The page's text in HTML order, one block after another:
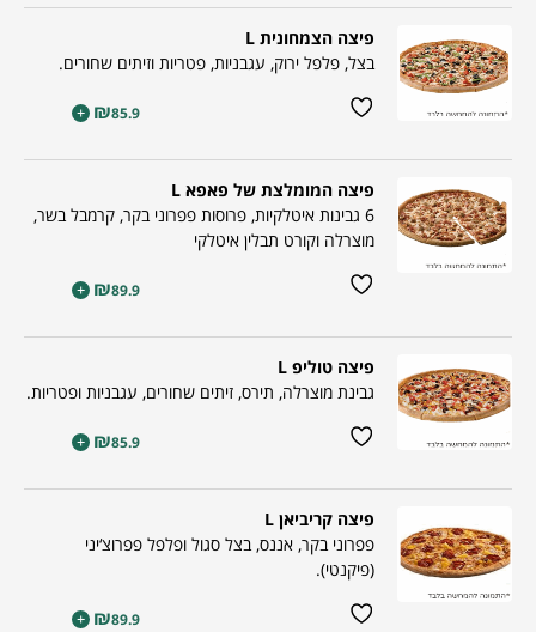
פיצה הצמחונית L
בצל, פלפל ירוק, עגבניות, פטריות וזיתים שחורים.
₪85.9
+
פיצה המומלצת של פאפא L
6 גבינות איטלקיות, פרוסות פפרוני בקר, קרמבל בשר,
מוצרלה וקורט תבלין איטלקי
₪89.9
+
פיצה טוליפ L
גבינת מוצרלה, תירס, זיתים שחורים, עגבניות ופטריות.
₪85.9
+
פיצה קריביאן L
פפרוני בקר, אננס, בצל סגול ופלפל פפרוצ‘יני
(פיקנטי).
₪89.9
+